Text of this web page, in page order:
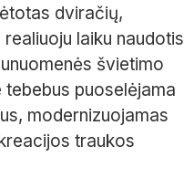
dviračių,
laiku naudotis
švietimo
puoselėjama
modernizuojamas
traukos